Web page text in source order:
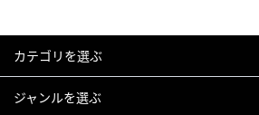
カテゴリを選ぶ
ジャンルを選ぶ